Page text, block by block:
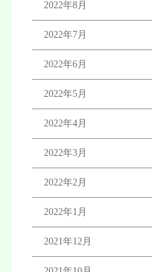
2022年8月
2022年7月
2022年6月
2022年5月
2022年4月
2022年3月
2022年2月
2022年1月
2021年12月